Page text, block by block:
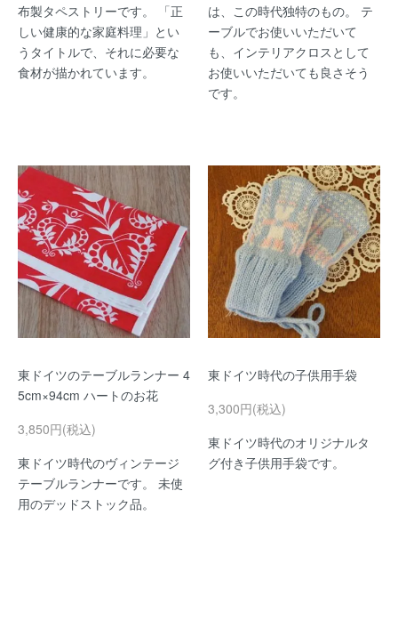
布製タペストリーです。 「正
しい健康的な家庭料理」とい
うタイトルで、それに必要な
食材が描かれています。
は、この時代独特のもの。 テ
ーブルでお使いいただいて
も、インテリアクロスとして
お使いいただいても良さそう
です。
東ドイツのテーブルランナー 4
5cm×94cm ハートのお花
3,850円(税込)
東ドイツ時代のヴィンテージ
テーブルランナーです。 未使
用のデッドストック品。
東ドイツ時代の子供用手袋
3,300円(税込)
東ドイツ時代のオリジナルタ
グ付き子供用手袋です。